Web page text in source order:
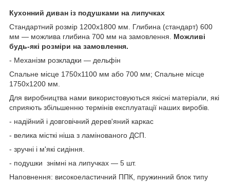
Кухонний диван із подушками на липучках
Стандартний розмір 1200х1800 мм. Глибина (стандарт) 600
мм — можлива глибина 700 мм на замовлення. Можливі
будь-які розміри на замовлення.
- Механізм розкладки — дельфін
Спальне місце 1750х1100 мм або 700 мм; Спальне місце
1750х1200 мм.
Для виробництва нами використовуються якісні матеріали, які
сприяють збільшенню термінів експлуатації наших виробів.
- надійний і довговічний дерев'яний каркас
- велика місткі ніша з ламінованого ДСП.
- зручні і м'які сидіння.
- подушки знімні на липучках — 5 шт.
Наповнення: високоеластичний ППК, пружинний блок типу